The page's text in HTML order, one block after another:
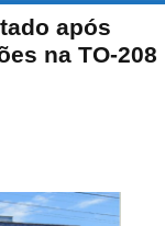
após
na TO-208